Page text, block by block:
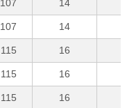
107 14
107 14
115 16
115 16
115 16